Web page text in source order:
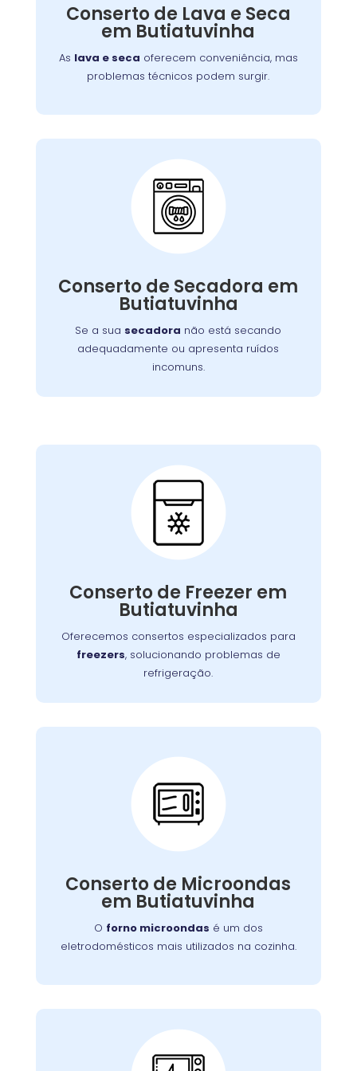
Conserto de Lava e Seca
em Butiatuvinha
As lava e seca oferecem conveniência, mas
problemas técnicos podem surgir.
tenha roupas limpas e secas sem
complicações.
Conserto de Secadora em
Butiatuvinha
Se a sua secadora não está secando
adequadamente ou apresenta ruídos
incomuns.
Conserto de Secadora:
e corrigir o problema, garantindo o
funcionamento eficiente do aparelho.
Conserto de Freezer em
Butiatuvinha
Oferecemos consertos especializados para
freezers, solucionando problemas de
refrigeração.
Conserto de Freezer:
Nossos especialistas estão prontos para
ou componentes elétricos, garantindo o
congelamento adequada dos alimentos.
Conserto de Microondas
em Butiatuvinha
O forno microondas é um dos
eletrodomésticos mais utilizados na cozinha.
Conserto de
Microondas:
Se o seu aparelho apresenta problemas como
equipe está preparada para consertá-lo com
eficiência, garantindo sua funcionalidade no